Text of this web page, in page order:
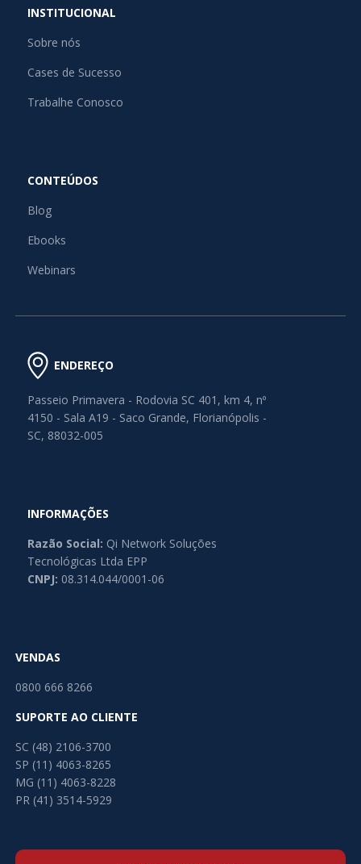
INSTITUCIONAL
Sobre nós
Cases de Sucesso
Trabalhe Conosco
CONTEÚDOS
Blog
Ebooks
Webinars
ENDEREÇO
Passeio Primavera - Rodovia SC 401, km 4, nº
4150 - Sala A19 - Saco Grande, Florianópolis -
SC, 88032-005
INFORMAÇÕES
Razão Social: Qi Network Soluções
Tecnológicas Ltda EPP
CNPJ: 08.314.044/0001-06
VENDAS
0800 666 8266
SUPORTE AO CLIENTE
SC (48) 2106-3700
SP (11) 4063-8265
MG (11) 4063-8228
PR (41) 3514-5929